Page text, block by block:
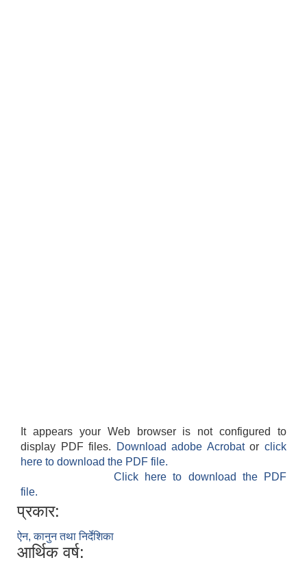
It appears your Web browser is not configured to
display PDF files.
Download adobe Acrobatorclick
here to download the PDF file.
Click here to download the PDF
file.
प्रकार:
ऐन, कानुन तथा निर्देशिका
आर्थिक वर्ष: